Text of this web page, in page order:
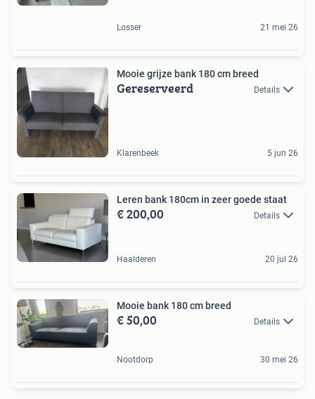
Losser 21 mei 26
Mooie grijze bank 180 cm breed
Gereserveerd Details
Klarenbeek 5 jun 26
Leren bank 180cm in zeer goede staat
€ 200,00 Details
Haalderen 20 jul 26
Mooie bank 180 cm breed
€ 50,00 Details
Nootdorp 30 mei 26